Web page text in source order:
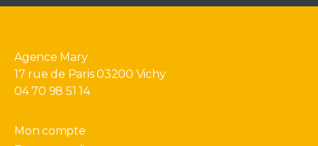
Agence Mary
17 rue de Paris 03200 Vichy
04 70 98 51 14
Mon compte